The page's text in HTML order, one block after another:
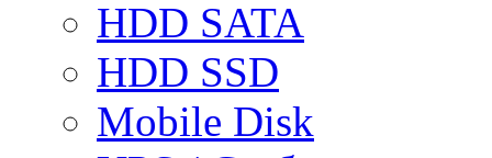
HDD SATA
HDD SSD
Mobile Disk